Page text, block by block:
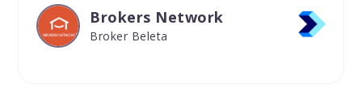
Brokers Network
Broker Beleta